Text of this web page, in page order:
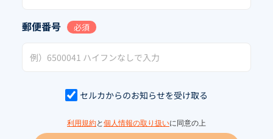
郵便番号 必須
セルカからのお知らせを受け取る
利用規約と 個人情報の取り扱いに同意の上